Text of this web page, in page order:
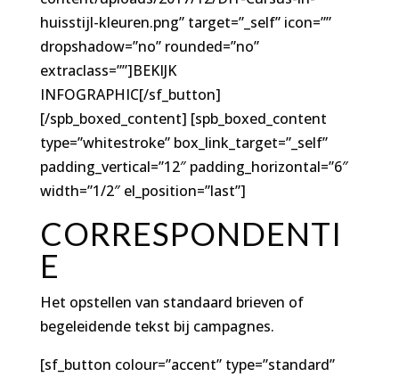
huisstijl-kleuren.png” target=”_self” icon=””
dropshadow=”no” rounded=”no”
extraclass=””]BEKIJK
INFOGRAPHIC[/sf_button]
[/spb_boxed_content] [spb_boxed_content
type=”whitestroke” box_link_target=”_self”
padding_vertical=”12″ padding_horizontal=”6″
width=”1/2″ el_position=”last”]
CORRESPONDENTI
E
Het opstellen van standaard brieven of
begeleidende tekst bij campagnes.
[sf_button colour=”accent” type=”standard”